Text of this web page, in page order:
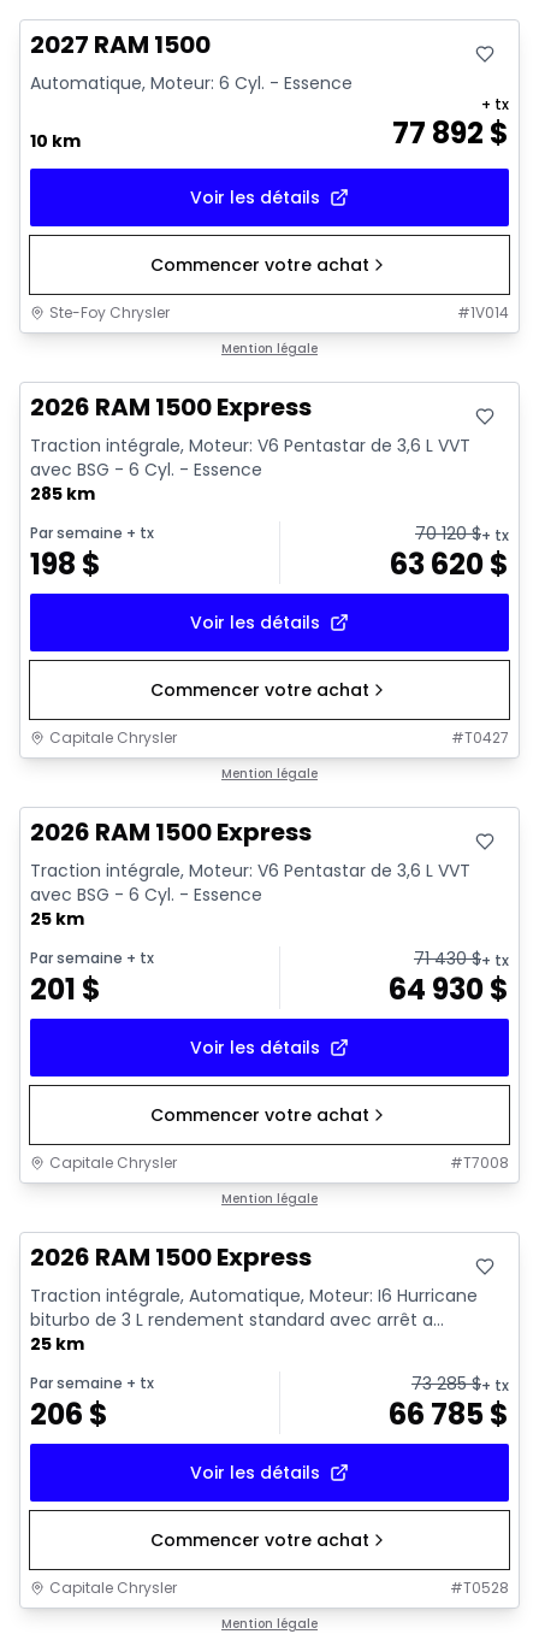
2027 RAM 1500
Automatique, Moteur: 6 Cyl. - Essence
10 km 77 892 $
+ tx
Voir les détails
Commencer votre achat
Ste-Foy Chrysler #1V014
Mention légale
2026 RAM 1500 Express
Traction intégrale, Moteur: V6 Pentastar de 3,6 L VVT
avec BSG - 6 Cyl. - Essence
285 km
Par semaine + tx
198 $
70 120$+ tx
63 620$
Voir les détails
Commencer votre achat
Capitale Chrysler #T0427
Mention légale
2026 RAM 1500 Express
Traction intégrale, Moteur: V6 Pentastar de 3,6 L VVT
avec BSG - 6 Cyl. - Essence
25 km
Par semaine + tx
201 $
71 430$+ tx
64 930$
Voir les détails
Commencer votre achat
Capitale Chrysler #T7008
Mention légale
2026 RAM 1500 Express
Traction intégrale, Automatique, Moteur: I6 Hurricane
biturbo de 3 L rendement standard avec arrêt a...
25 km
Par semaine + tx
206 $
73 285$+ tx
66 785$
Voir les détails
Commencer votre achat
Capitale Chrysler #T0528
Mention légale